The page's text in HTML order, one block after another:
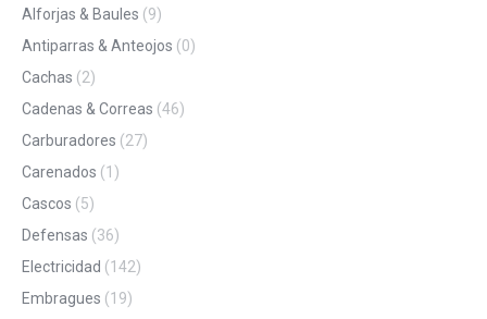
Alforjas & Baules (9)
Antiparras & Anteojos (0)
Cachas (2)
Cadenas & Correas (46)
Carburadores (27)
Carenados (1)
Cascos (5)
Defensas (36)
Electricidad (142)
Embragues (19)